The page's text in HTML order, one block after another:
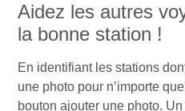
Aidez les autres
la bonne station !
En identifiant les stations
une photo pour n’importe
bouton ajouter une photo.